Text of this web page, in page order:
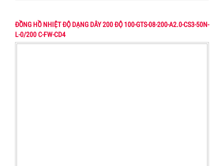
ĐỒNG HỒ NHIỆT ĐỘ DẠNG DÂY 200 ĐỘ 100-GTS-08-200-A2.0-CS3-50N-
L-0/200 C-FW-CD4